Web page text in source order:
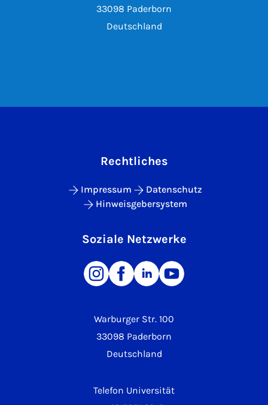
33098 Paderborn
Deutschland
Warburger Str. 100
33098 Paderborn
Deutschland
Telefon Universität
Rechtliches
Impressum
Datenschutz
Hinweisgebersystem
Soziale Netzwerke